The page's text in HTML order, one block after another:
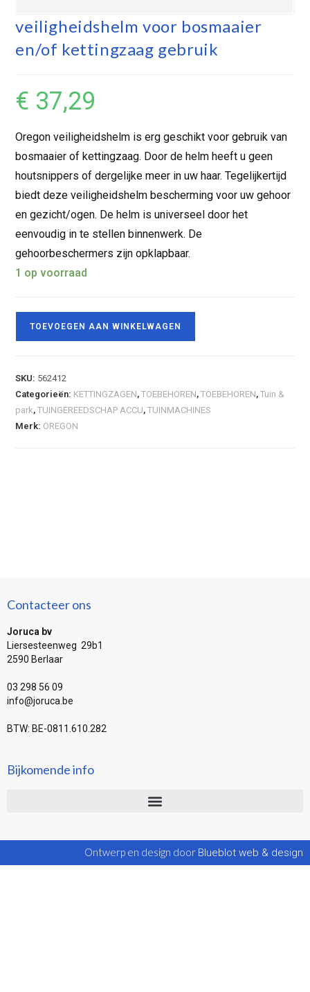
veiligheidshelm voor bosmaaier
en/of kettingzaag gebruik
€ 37,29
Oregon veiligheidshelm is erg geschikt voor gebruik van
bosmaaier of kettingzaag. Door de helm heeft u geen
houtsnippers of dergelijke meer in uw haar. Tegelijkertijd
biedt deze veiligheidshelm bescherming voor uw gehoor
en gezicht/ogen. De helm is universeel door het
eenvoudig in te stellen binnenwerk. De
gehoorbeschermers zijn opklapbaar.
1 op voorraad
TOEVOEGEN AAN WINKELWAGEN
SKU: 562412
Categorieën: KETTINGZAGEN,TOEBEHOREN,TOEBEHOREN,Tuin &
park,TUINGEREEDSCHAP ACCU,TUINMACHINES
Merk: OREGON
Contacteer ons
Joruca bv
Liersesteenweg 29b1
2590 Berlaar
03 298 56 09
info@joruca.be
BTW: BE-0811.610.282
Bijkomende info
Ontwerp en design door Blueblot web & design